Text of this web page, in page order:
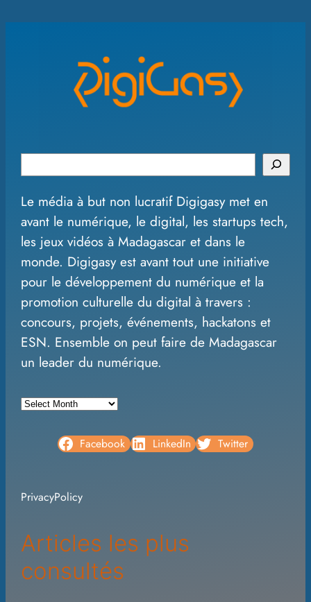
e
a
r
c
h
Le média à but non lucratif Digigasy met en
avant le numérique, le digital, les startups tech,
les jeux vidéos à Madagascar et dans le
monde. Digigasy est avant tout une initiative
pour le développement du numérique et la
promotion culturelle du digital à travers :
concours, projets, événements, hackatons et
ESN. Ensemble on peut faire de Madagascar
un leader du numérique.
A
v
s
Facebook LinkedIn Twitter
PrivacyPolicy
Articles les plus
consultés